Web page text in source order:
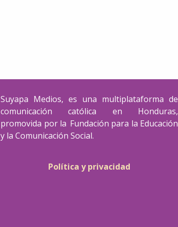
Suyapa Medios, es una multiplataforma de
comunicación católica en Honduras,
promovida por la Fundación para la Educación
y la Comunicación Social.
Política y privacidad